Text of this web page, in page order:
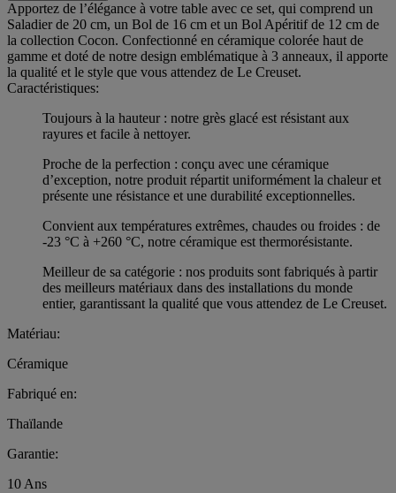
Apportez de l’élégance à votre table avec ce set, qui comprend un
Saladier de 20 cm, un Bol de 16 cm et un Bol Apéritif de 12 cm de
la collection Cocon. Confectionné en céramique colorée haut de
gamme et doté de notre design emblématique à 3 anneaux, il apporte
la qualité et le style que vous attendez de Le Creuset.
Caractéristiques:
Toujours à la hauteur : notre grès glacé est résistant aux
rayures et facile à nettoyer.
Proche de la perfection : conçu avec une céramique
d’exception, notre produit répartit uniformément la chaleur et
présente une résistance et une durabilité exceptionnelles.
Convient aux températures extrêmes, chaudes ou froides : de
-23 °C à +260 °C, notre céramique est thermorésistante.
Meilleur de sa catégorie : nos produits sont fabriqués à partir
des meilleurs matériaux dans des installations du monde
entier, garantissant la qualité que vous attendez de Le Creuset.
Matériau:
Céramique
Fabriqué en:
Thaïlande
Garantie:
10 Ans